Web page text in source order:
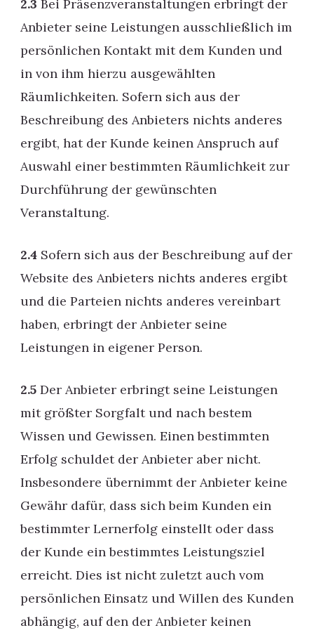
2.3 Bei Präsenzveranstaltungen erbringt der
Anbieter seine Leistungen ausschließlich im
persönlichen Kontakt mit dem Kunden und
in von ihm hierzu ausgewählten
Räumlichkeiten. Sofern sich aus der
Beschreibung des Anbieters nichts anderes
ergibt, hat der Kunde keinen Anspruch auf
Auswahl einer bestimmten Räumlichkeit zur
Durchführung der gewünschten
Veranstaltung.
2.4 Sofern sich aus der Beschreibung auf der
Website des Anbieters nichts anderes ergibt
und die Parteien nichts anderes vereinbart
haben, erbringt der Anbieter seine
Leistungen in eigener Person.
2.5 Der Anbieter erbringt seine Leistungen
mit größter Sorgfalt und nach bestem
Wissen und Gewissen. Einen bestimmten
Erfolg schuldet der Anbieter aber nicht.
Insbesondere übernimmt der Anbieter keine
Gewähr dafür, dass sich beim Kunden ein
bestimmter Lernerfolg einstellt oder dass
der Kunde ein bestimmtes Leistungsziel
erreicht. Dies ist nicht zuletzt auch vom
persönlichen Einsatz und Willen des Kunden
abhängig, auf den der Anbieter keinen